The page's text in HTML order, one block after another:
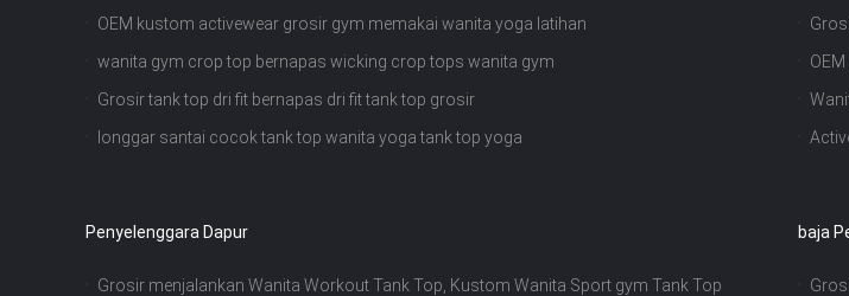
OEM kustom activewear grosir gym memakai wanita yoga latihan
wanita gym crop top bernapas wicking crop tops wanita gym
Grosir tank top dri fit bernapas dri fit tank top grosir
longgar santai cocok tank top wanita yoga tank top yoga
Penyelenggara Dapur
Grosir menjalankan Wanita Workout Tank Top, Kustom Wanita Sport gym Tank Top
baja